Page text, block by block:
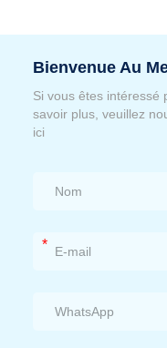
Bienvenue Au
Si vous êtes intéressé
savoir plus, veuillez
ici
*